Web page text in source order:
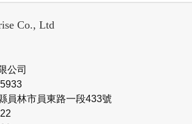
Co., Ltd
公司
員林市員東路一段433號